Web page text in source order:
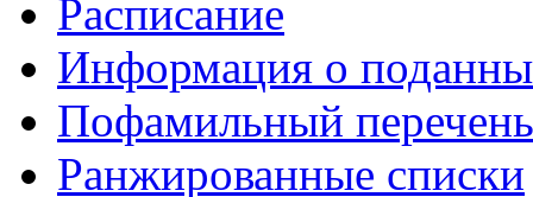
Расписание
Информация о
Пофамильный
Ранжированные списки